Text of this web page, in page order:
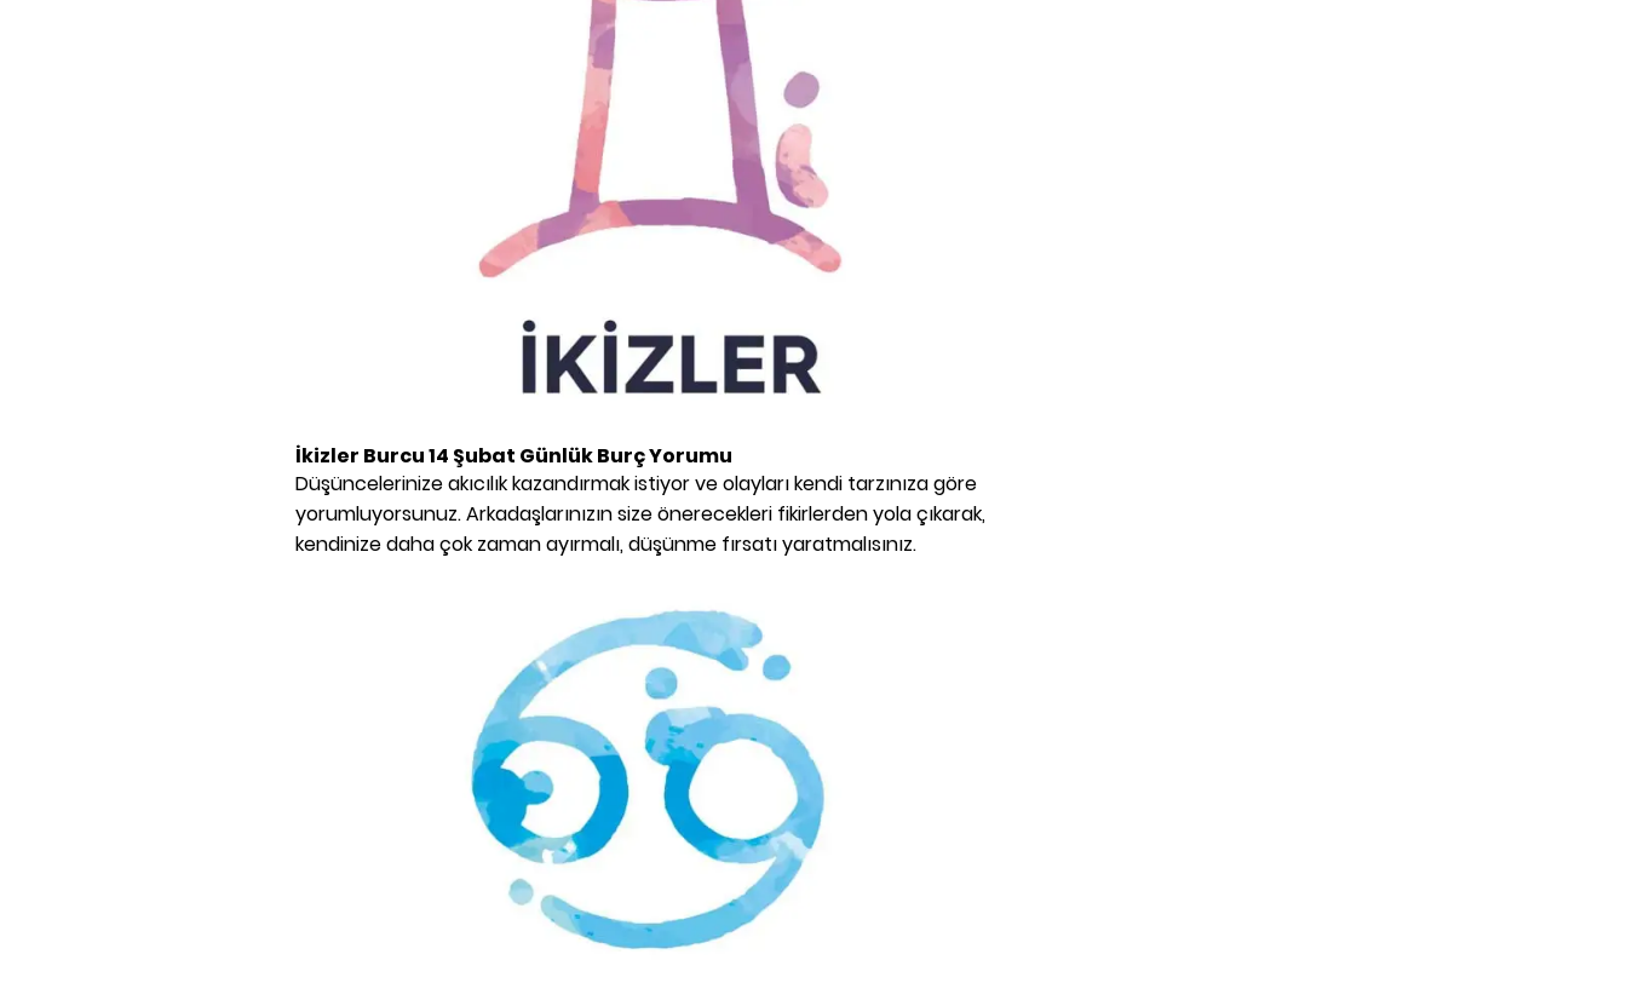
İkizler Burcu14 Şubat Günlük Burç Yorumu
Düşüncelerinize akıcılık kazandırmak istiyor ve olayları kendi tarzınıza göre
yorumluyorsunuz. Arkadaşlarınızın size önerecekleri fikirlerden yola çıkarak,
kendinize daha çok zaman ayırmalı, düşünme fırsatı yaratmalısınız.